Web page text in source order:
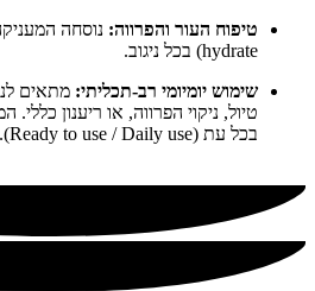
טיפוח העור והפרווה:
hydrate) בכל ניגוב.
שימוש יומיומי רב-תכליתי: מתאים
טיול, ניקוי הפרווה, או ריענון כללי.
בכל עת (Ready to use / Daily use).